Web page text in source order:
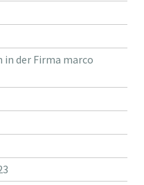
in der Firma marco